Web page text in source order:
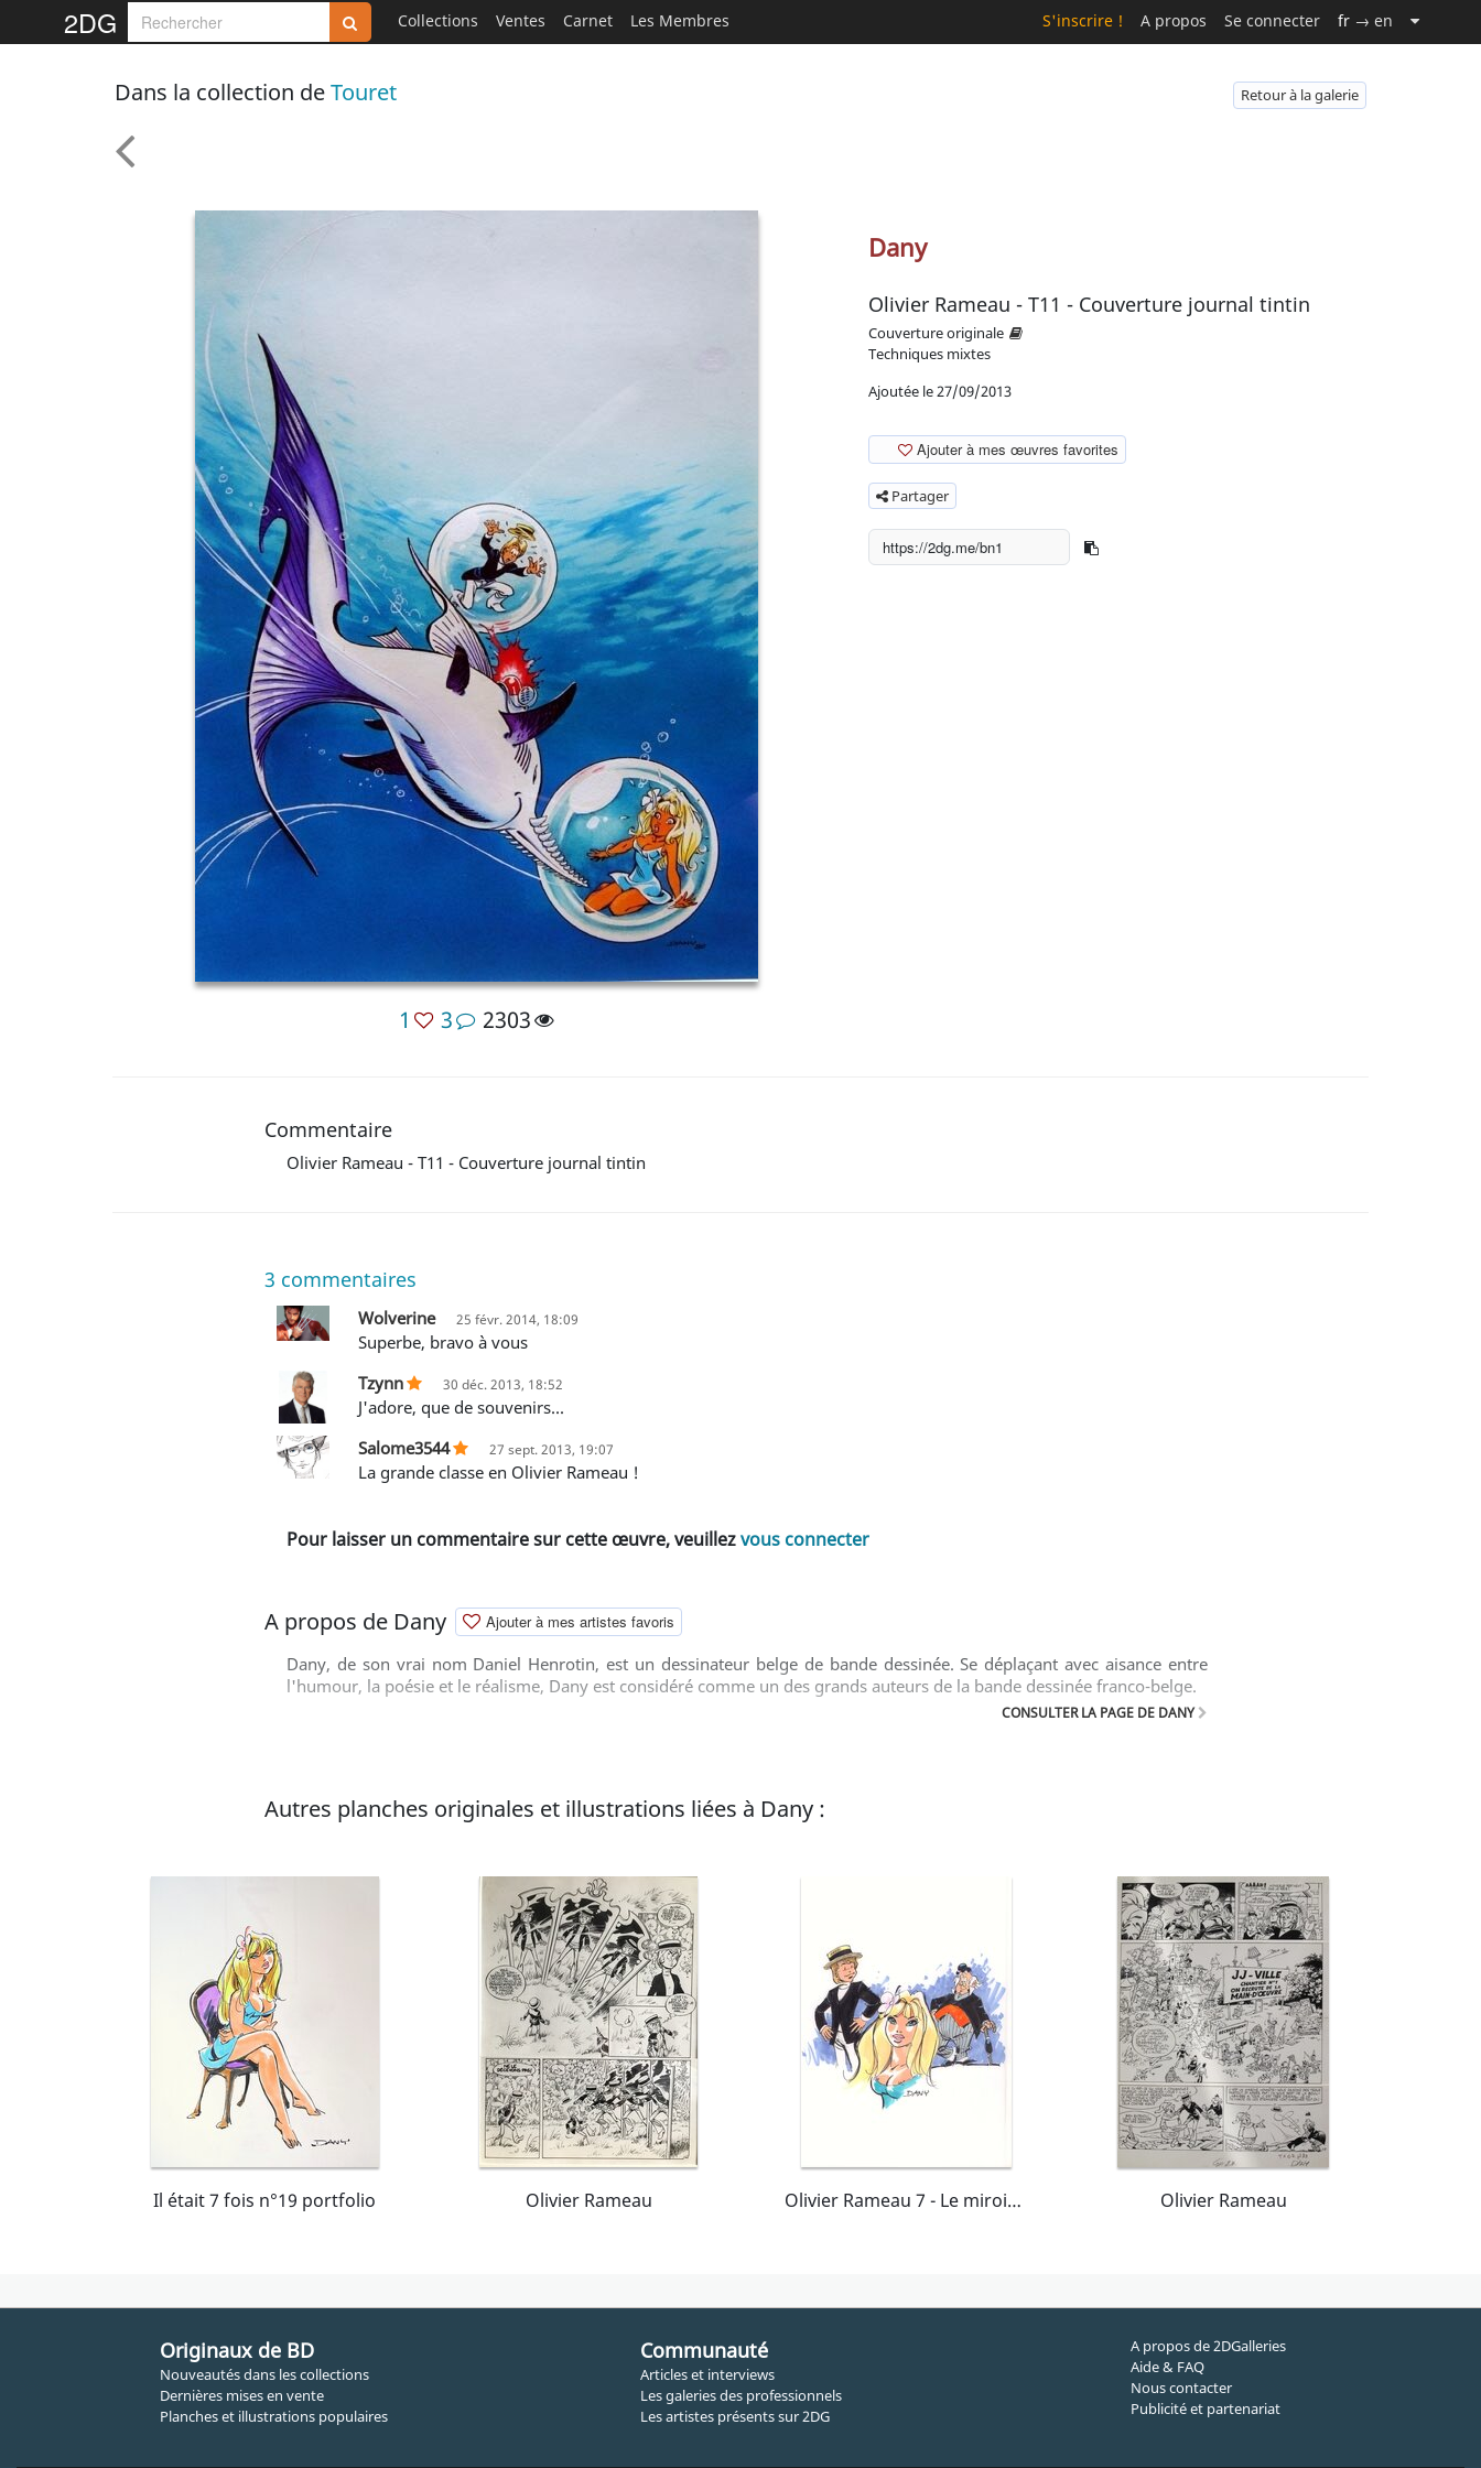
2DG Collections Ventes Carnet Les Membres S'inscrire ! A propos Se connecter fr → en
Dans la collection deTouret Retour à la galerie
1 3 2303
Dany
Olivier Rameau - T11 - Couverture journal tintin
Couverture originale
Techniques mixtes
Ajoutée le 27/09/2013
Ajouter à mes œuvres favorites
Partager
Commentaire
Olivier Rameau - T11 - Couverture journal tintin
3 commentaires
Wolverine 25 févr. 2014, 18:09
Superbe, bravo à vous
Tzynn
30 déc. 2013, 18:52
J'adore, que de souvenirs...
Salome3544
27 sept. 2013, 19:07
La grande classe en Olivier Rameau !
Pour laisser un commentaire sur cette œuvre, veuillezvous connecter
A propos de Dany Ajouter à mes artistes favoris
Dany, de son vrai nom Daniel Henrotin, est un dessinateur belge de bande dessinée. Se déplaçant avec aisance entre
l'humour, la poésie et le réalisme, Dany est considéré comme un des grands auteurs de la bande dessinée franco-belge.
CONSULTER LA PAGE DE DANY
Autres planches originales et illustrations liées à Dany :
Il était 7 fois n°19 portfolio Olivier Rameau Olivier Rameau 7 - Le miroir à trois face Olivier Rameau
Originaux de BD
Nouveautés dans les collections
Dernières mises en vente
Planches et illustrations populaires
Communauté
Articles et interviews
Les galeries des professionnels
Les artistes présents sur 2DG
A propos de 2DGalleries
Aide & FAQ
Nous contacter
Publicité et partenariat